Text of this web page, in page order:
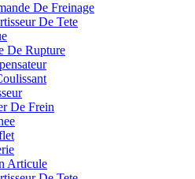
De Freinage
De Tete
De Rupture
De Frein
Articule